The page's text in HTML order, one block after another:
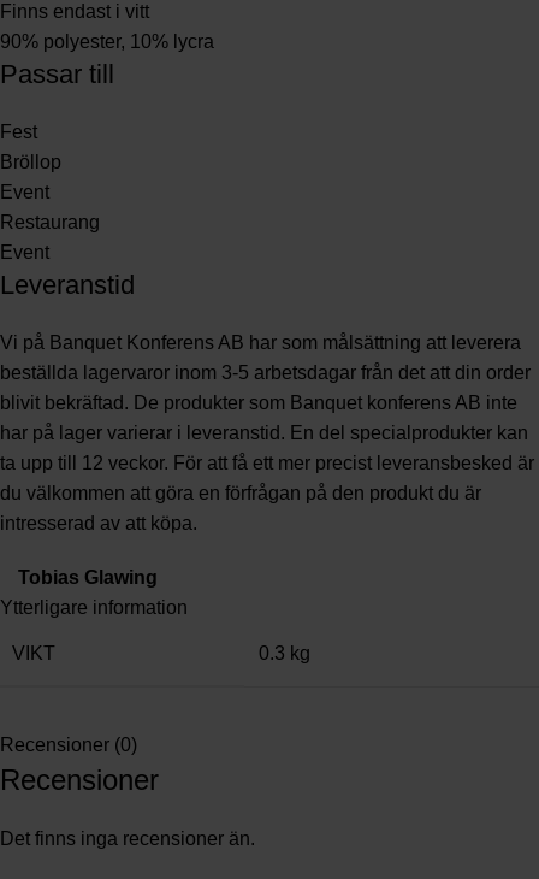
Finns endast i vitt
90% polyester, 10% lycra
Passar till
Fest
Bröllop
Event
Restaurang
Event
Leveranstid
Vi på Banquet Konferens AB har som målsättning att leverera
beställda lagervaror inom 3-5 arbetsdagar från det att din order
blivit bekräftad. De produkter som Banquet konferens AB inte
har på lager varierar i leveranstid. En del specialprodukter kan
ta upp till 12 veckor. För att få ett mer precist leveransbesked är
du välkommen att göra en förfrågan på den produkt du är
intresserad av att köpa.
Tobias Glawing
Ytterligare information
VIKT 0.3 kg
Recensioner (0)
Recensioner
Det finns inga recensioner än.